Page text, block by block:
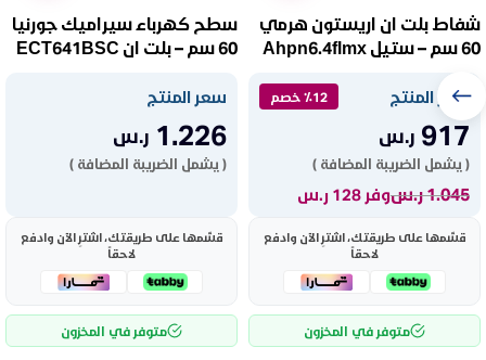
شفاط بلت ان اريستون هرمي
60 سم – ستيل Ahpn6.4flmx
سعر المنتج ٪12 خصم
917 ر.س
( يشمل الضريبة المضافة )
1.045ر.سوفر 128 ر.س
قسّمها على طريقتك، اشترِ الآن وادفع
لاحقاً
متوفر في المخزون
سطح كهرباء سيراميك جورنيا
60 سم – بلت ان ECT641BSC
سعر المنتج
1.226 ر.س
( يشمل الضريبة المضافة )
قسّمها على طريقتك، اشترِ الآن وادفع
لاحقاً
متوفر في المخزون